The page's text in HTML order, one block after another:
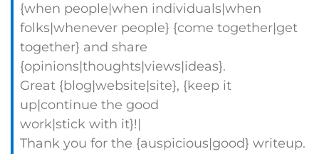
{when people|when individuals|when
folks|whenever people} {come together|get
together} and share
{opinions|thoughts|views|ideas}.
Great {blog|website|site}, {keep it
up|continue the good
work|stick with it}!|
Thank you for the {auspicious|good} writeup.